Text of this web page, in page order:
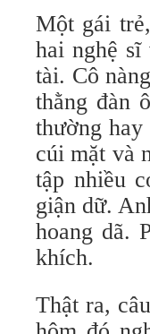
Một gái
hai nghệ
tài. Cô
thằng đàn
thường
cúi mặt và
tập nhiều
giận dữ.
hoang dã.
khích.
Thật ra,